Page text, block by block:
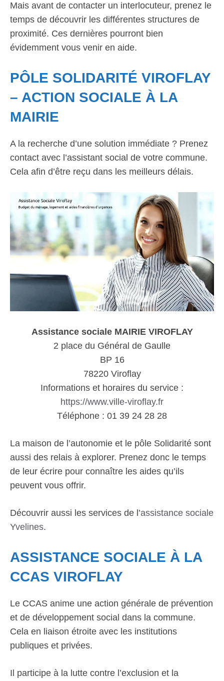
Mais avant de contacter un interlocuteur, prenez le
temps de découvrir les différentes structures de
proximité. Ces dernières pourront bien
évidemment vous venir en aide.
PÔLE SOLIDARITÉ VIROFLAY
– ACTION SOCIALE À LA
MAIRIE
A la recherche d’une solution immédiate ? Prenez
contact avec l’assistant social de votre commune.
Cela afin d’être reçu dans les meilleurs délais.
Assistance sociale MAIRIE VIROFLAY
2 place du Général de Gaulle
BP 16
78220 Viroflay
Informations et horaires du service :
https://www.ville-viroflay.fr
Téléphone : 01 39 24 28 28
La maison de l’autonomie et le pôle Solidarité sont
aussi des relais à explorer. Prenez donc le temps
de leur écrire pour connaître les aides qu’ils
peuvent vous offrir.
Découvrir aussi les services de l’assistance sociale
Yvelines.
ASSISTANCE SOCIALE À LA
CCAS VIROFLAY
Le CCAS anime une action générale de prévention
et de développement social dans la commune.
Cela en liaison étroite avec les institutions
publiques et privées.
Il participe à la lutte contre l’exclusion et la